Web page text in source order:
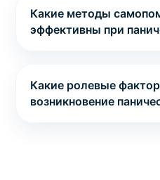
Какие методы
эффективны при
Какие ролевые
возникновение